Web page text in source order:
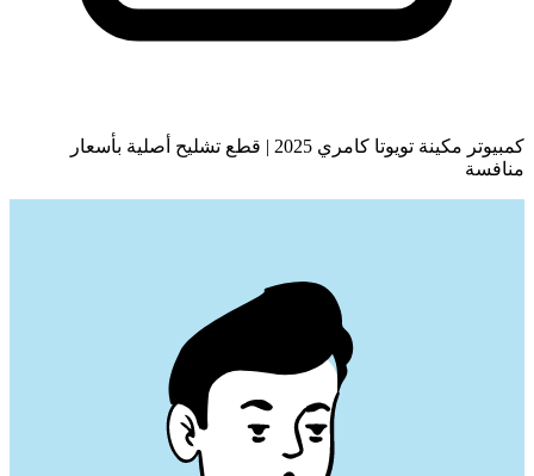
كمبيوتر مكينة تويوتا كامري 2025 | قطع تشليح أصلية بأسعار
منافسة